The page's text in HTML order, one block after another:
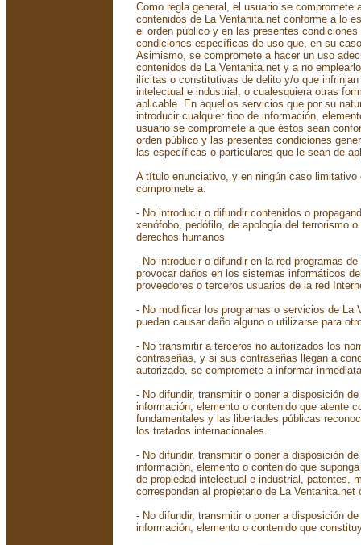
Como regla general, el usuario se compromete
contenidos de La Ventanita.net conforme a lo
el orden público y en las presentes
condiciones específicas de uso que, en su
Asimismo, se compromete a hacer un uso
contenidos de La Ventanita.net y a no
ilícitas o constitutivas de delito y/o que infrinjan
intelectual e industrial, o cualesquiera otras
aplicable. En aquellos servicios que por su
introducir cualquier tipo de información,
usuario se compromete a que éstos sean
orden público y las presentes condiciones
las específicas o particulares que le sean de
A título enunciativo, y en ningún caso
compromete a:
- No introducir o difundir contenidos o
xenófobo, pedófilo, de apología del terrorismo
derechos humanos
- No introducir o difundir en la red programas
provocar daños en los sistemas informáticos
proveedores o terceros usuarios de la red
- No modificar los programas o servicios de La
puedan causar daño alguno o utilizarse para
- No transmitir a terceros no autorizados los
contraseñas, y si sus contraseñas llegan a
autorizado, se compromete a informar
- No difundir, transmitir o poner a disposición
información, elemento o contenido que atente
fundamentales y las libertades públicas
los tratados internacionales.
- No difundir, transmitir o poner a disposición
información, elemento o contenido que
de propiedad intelectual e industrial, patentes,
correspondan al propietario de La Ventanita.net
- No difundir, transmitir o poner a disposición
información, elemento o contenido que